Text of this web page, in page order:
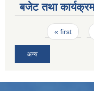
बजेट तथा कार्यक्रम
Pages« first
अन्य